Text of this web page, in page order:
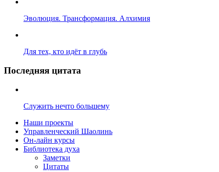
Эволюция. Трансформация. Алхимия
Для тех, кто идёт в глубь
Последняя цитата
Служить нечто большему
Наши проекты
Управленческий Шаолинь
Он-лайн курсы
Библиотека духа
Заметки
Цитаты